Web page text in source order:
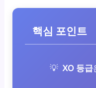
핵심 포인트
XO 등급